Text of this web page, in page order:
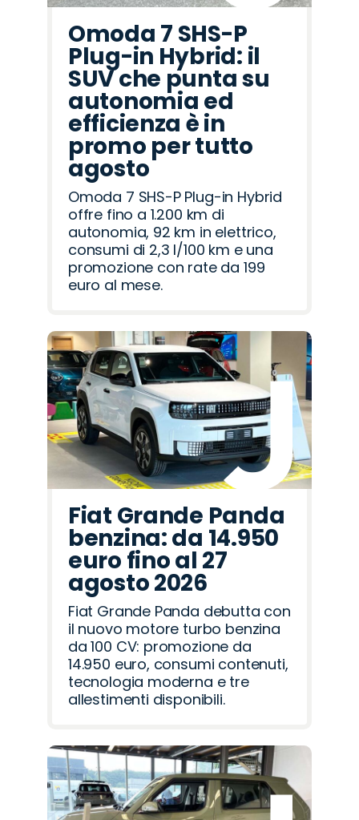
Omoda 7 SHS-P
Plug-in Hybrid: il
SUV che punta su
autonomia ed
efficienza è in
promo per tutto
agosto
Omoda 7 SHS-P Plug-in Hybrid
offre fino a 1.200 km di
autonomia, 92 km in elettrico,
consumi di 2,3 l/100 km e una
promozione con rate da 199
euro al mese.
Fiat Grande Panda
benzina: da 14.950
euro fino al 27
agosto 2026
Fiat Grande Panda debutta con
il nuovo motore turbo benzina
da 100 CV: promozione da
14.950 euro, consumi contenuti,
tecnologia moderna e tre
allestimenti disponibili.